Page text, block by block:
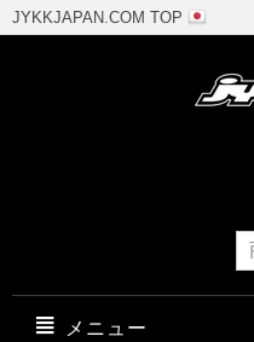
JYKKJAPAN.COM TOP
メニュー